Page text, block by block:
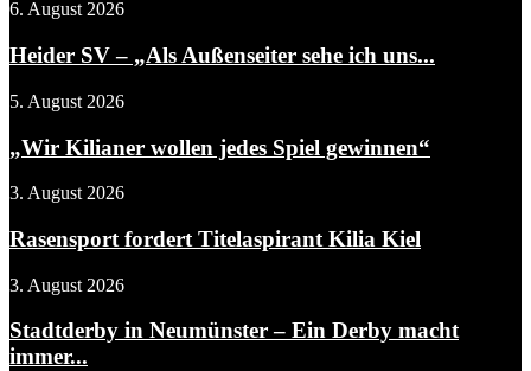
6. August 2026
Heider SV – „Als Außenseiter sehe ich uns...
5. August 2026
„Wir Kilianer wollen jedes Spiel gewinnen“
3. August 2026
Rasensport fordert Titelaspirant Kilia Kiel
3. August 2026
Stadtderby in Neumünster – Ein Derby macht
immer...